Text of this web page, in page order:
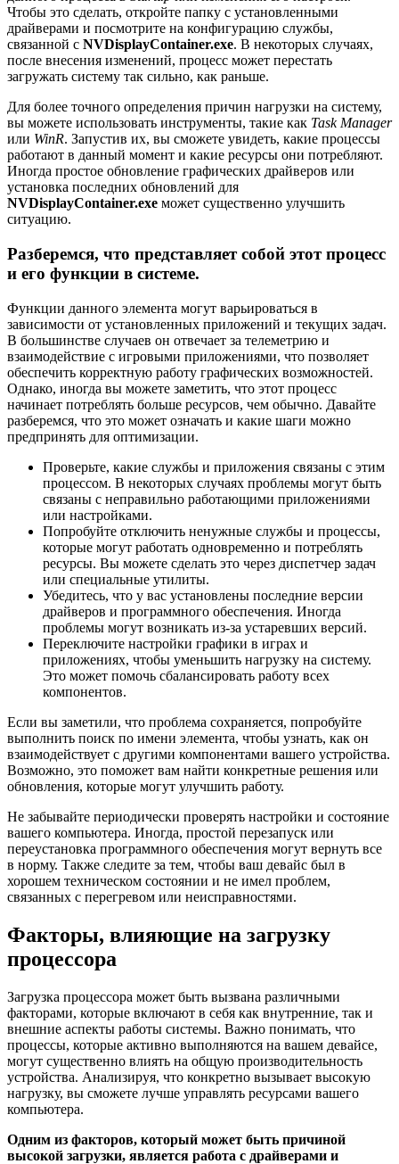
Чтобы это сделать, откройте папку с установленными
драйверами и посмотрите на конфигурацию службы,
связанной с NVDisplayContainer.exe. В некоторых случаях,
после внесения изменений, процесс может перестать
загружать систему так сильно, как раньше.
Для более точного определения причин нагрузки на систему,
вы можете использовать инструменты, такие как Task Manager
или WinR. Запустив их, вы сможете увидеть, какие процессы
работают в данный момент и какие ресурсы они потребляют.
Иногда простое обновление графических драйверов или
установка последних обновлений для
NVDisplayContainer.exe может существенно улучшить
ситуацию.
Разберемся, что представляет собой этот процесс
и его функции в системе.
Функции данного элемента могут варьироваться в
зависимости от установленных приложений и текущих задач.
В большинстве случаев он отвечает за телеметрию и
взаимодействие с игровыми приложениями, что позволяет
обеспечить корректную работу графических возможностей.
Однако, иногда вы можете заметить, что этот процесс
начинает потреблять больше ресурсов, чем обычно. Давайте
разберемся, что это может означать и какие шаги можно
предпринять для оптимизации.
Проверьте, какие службы и приложения связаны с этим
процессом. В некоторых случаях проблемы могут быть
связаны с неправильно работающими приложениями
или настройками.
Попробуйте отключить ненужные службы и процессы,
которые могут работать одновременно и потреблять
ресурсы. Вы можете сделать это через диспетчер задач
или специальные утилиты.
Убедитесь, что у вас установлены последние версии
драйверов и программного обеспечения. Иногда
проблемы могут возникать из-за устаревших версий.
Переключите настройки графики в играх и
приложениях, чтобы уменьшить нагрузку на систему.
Это может помочь сбалансировать работу всех
компонентов.
Если вы заметили, что проблема сохраняется, попробуйте
выполнить поиск по имени элемента, чтобы узнать, как он
взаимодействует с другими компонентами вашего устройства.
Возможно, это поможет вам найти конкретные решения или
обновления, которые могут улучшить работу.
Не забывайте периодически проверять настройки и состояние
вашего компьютера. Иногда, простой перезапуск или
переустановка программного обеспечения могут вернуть все
в норму. Также следите за тем, чтобы ваш девайс был в
хорошем техническом состоянии и не имел проблем,
связанных с перегревом или неисправностями.
Факторы, влияющие на загрузку
процессора
Загрузка процессора может быть вызвана различными
факторами, которые включают в себя как внутренние, так и
внешние аспекты работы системы. Важно понимать, что
процессы, которые активно выполняются на вашем девайсе,
могут существенно влиять на общую производительность
устройства. Анализируя, что конкретно вызывает высокую
нагрузку, вы сможете лучше управлять ресурсами вашего
компьютера.
Одним из факторов, который может быть причиной
высокой загрузки, является работа с драйверами и